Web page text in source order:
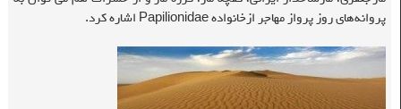
پروانه‌های ‌روز پرواز مهاجر ازخانواد‌ه Papilionidae اشاره‌ کرد.